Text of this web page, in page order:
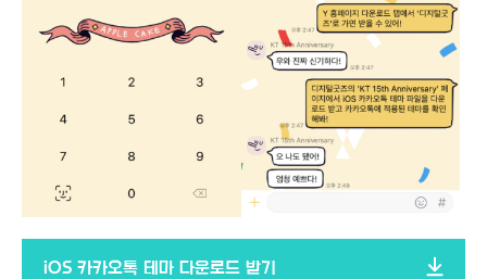
iOS 카카오톡 테마 다운로드 받기